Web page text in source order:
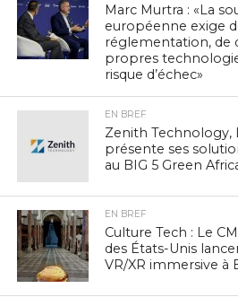
Marc Murtra : «La
européenne exige
réglementation, de
propres
risque d’échec»
EN BREF
Zenith Technology,
présente ses
au BIG 5 Green
EN BREF
Culture Tech : Le
des États-Unis
VR/XR immersive à